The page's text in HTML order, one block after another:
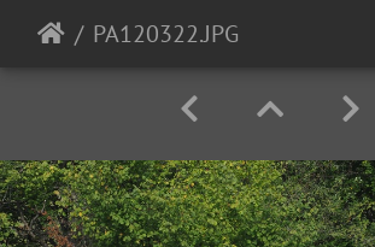
PA120322.JPG